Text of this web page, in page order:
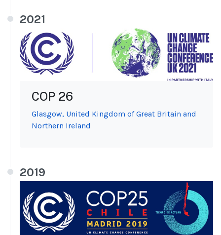
2021
COP 26
Glasgow, United Kingdom of Great Britain and
Northern Ireland
2019